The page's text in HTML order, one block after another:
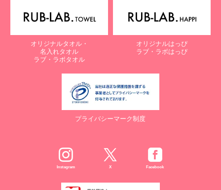
オリジナルタオル・
名入れタオル
ラブ・ラボタオル
オリジナルはっぴ
ラブ・ラボはっぴ
プライバシーマーク制度
Instagram X Facebook